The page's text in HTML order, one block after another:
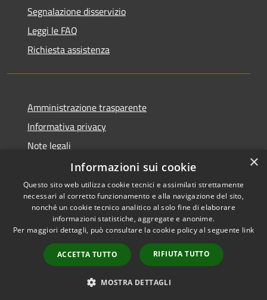
Segnalazione disservizio
Leggi le FAQ
Richiesta assistenza
Amministrazione trasparente
Informativa privacy
Note legali
Dichiarazione di accessibilità
RSS
Accessibilità
Copyright © 2026 • Comune di
byMunicipium
Accesso
redazione
×
Informazioni sui cookie
Questo sito web utilizza cookie tecnici e assimilati strettamente
necessari al corretto funzionamento e alla navigazione del sito,
nonché un cookie tecnico analitico al solo fine di elaborare
informazioni statistiche, aggregate e anonime.
Per maggiori dettagli, può consultare la cookie policy al seguente link
ACCETTA TUTTO RIFIUTA TUTTO
MOSTRA DETTAGLI